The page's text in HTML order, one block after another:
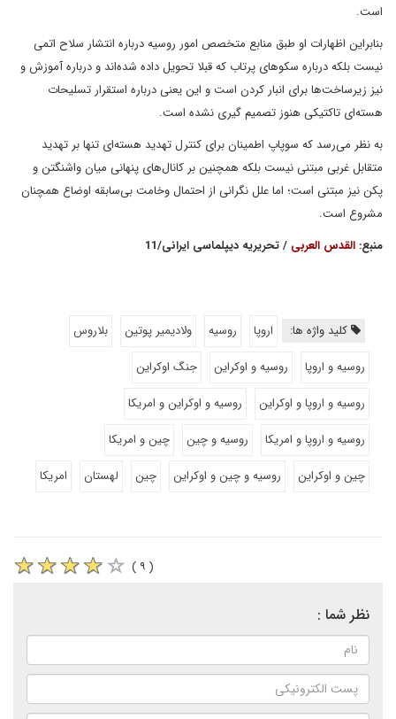
است.
بنابراین اظهارات او طبق منابع متخصص امور روسیه درباره انتشار سلاح اتمی
نیست بلکه درباره سکوهای پرتاب که قبلا تحویل داده شده‌اند و درباره آموزش و
نیز زیرساخت‌ها برای انبار کردن است و این یعنی درباره استقرار تسلیحات
هسته‌ای تاکتیکی هنوز تصمیم گیری نشده است.
به نظر می‌رسد که سوپاپ اطمینان برای کنترل تهدید هسته‌ای تنها بر تهدید
متقابل غربی مبتنی نیست بلکه همچنین بر کانال‌های پنهانی میان واشنگتن و
پکن نیز مبتنی است؛ اما علل نگرانی از احتمال وخامت بی‌سابقه اوضاع همچنان
مشروع است.
منبع: القدس العربی / تحریریه دیپلماسی ایرانی/11
کلید واژه ها: اروپا روسیه ولادیمیر پوتین
بلاروس
روسیه و اروپا
روسیه و اوکراین
جنگ اوکراین
روسیه و اروپا و اوکراین
روسیه و اوکراین و امریکا
روسیه و اروپا و امریکا
روسیه و چین
چین و امریکا
چین و اوکراین
روسیه و چین و اوکراین چین لهستان امریکا
( ۹ )
نظر شما :